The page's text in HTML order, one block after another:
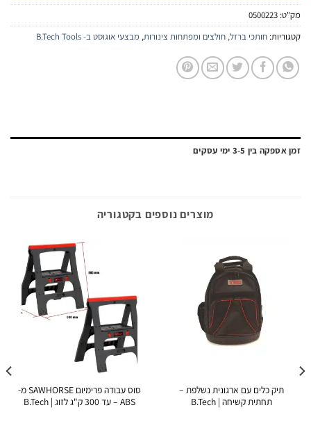
0500223
חותכי ברזל, חולצים ומפתחות צינורות ,מבצעי אוגוסט ב- B.Tech Tools
בין 3-5 ימי עסקים
מוצרים נוספים בקטגוריה
תיק כלים עם ארגונית נשלפת –
תחתית קשיחה | B.Tech
סוס עבודה פרימיום SAWHORSE מ-